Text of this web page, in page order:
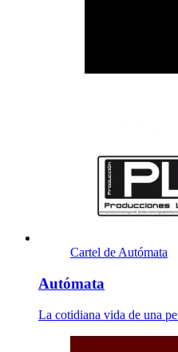
Cartel de Autómata
Autómata
La cotidiana vida de una